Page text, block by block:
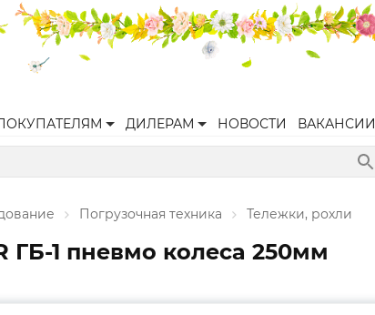
ДИЛЕРАМ НОВОСТИ ВАКАНСИИ
Погрузочная техника Тележки, рохли
ГБ-1 пневмо колеса 250мм